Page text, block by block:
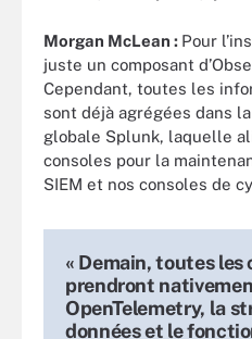
Morgan McLean : Pour
juste un composant
Cependant, toutes les
sont déjà agrégées dans
globale Splunk, laquelle
consoles pour la
SIEM et nos consoles de
« Demain, toutes les
prendront
OpenTelemetry, la
données et le